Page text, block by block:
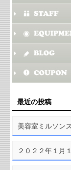
最近の投稿
美容室ミルソン
２０２２年１月